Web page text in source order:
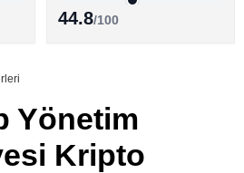
Youtube
TikTok
44.8/100
Yönetim
Kripto